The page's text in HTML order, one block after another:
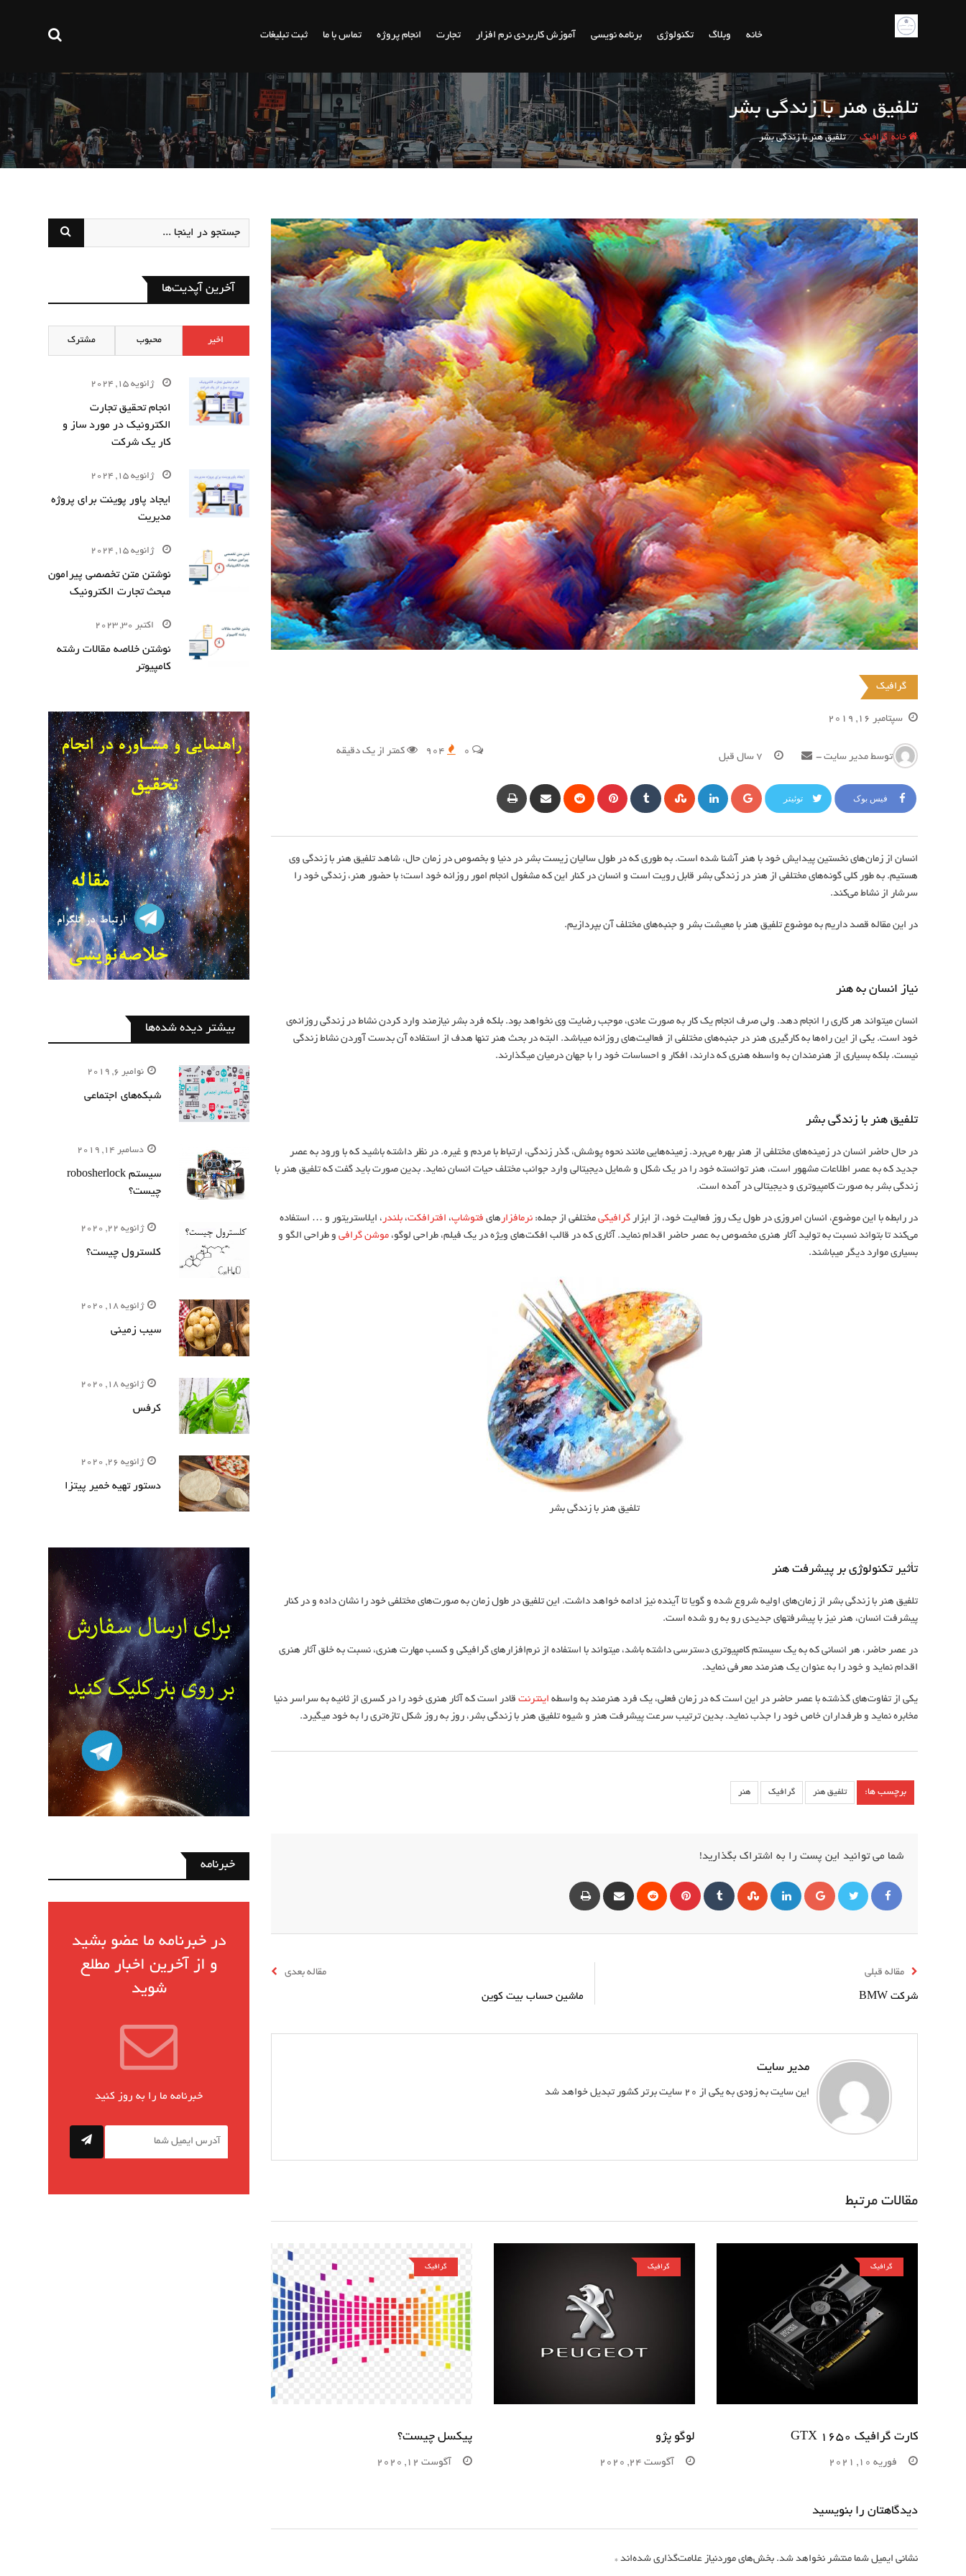
خانه وبلاگ تکنولوژی برنامه نویسی آموزش کاربردی نرم افزار تجارت انجام پروژه تماس با ما ثبت تبلیغات
تلفیق هنر با زندگی بشر
خانه / گرافیک /تلفیق هنر با زندگی بشر
گرافیک
سپتامبر 16, 2019
توسط مدیر سایت - 7 سال قبل
0 کمتر از یک دقیقه
فیس بوک توئیتر
گوگل
لینکداینStumbleUpon
TumblrپینترستReddit
Share
via
Print
انسان از زمان‌های نخستین پیدایش خود با هنر آشنا شده است. به طوری که در طول سالیان زیست بشر در دنیا و بخصوص در زمان حال، شاهد تلفیق هنر با زندگی وی
هستیم. به طور کلی گونه‌های مختلفی از هنر در زندگی بشر قابل رویت است و انسان در کنار این که مشغول انجام امور روزانه خود است؛ با حضور هنر، زندگی خود را
سرشار از نشاط می‌کند.
در این مقاله قصد داریم به موضوع تلفیق هنر با معیشت بشر و جنبه‌های مختلف آن بپردازیم.
نیاز انسان به هنر
انسان می‎تواند هر کاری را انجام دهد. ولی صرف انجام یک کار به صورت عادی، موجب رضایت وی نخواهد بود. بلکه فرد بشر نیازمند وارد کردن نشاط در زندگی روزانه‌ی
خود است. یکی از این راه‌ها به کارگیری هنر در جنبه‌های مختلفی از فعالیت‌های روزانه می‎باشد. البته در بحث هنر تنها هدف از استفاده آن بدست آوردن نشاط زندگی
نیست. بلکه بسیاری از هنرمندان به واسطه هنری که دارند، افکار و احساسات خود را با جهان درمیان می‎گذارند.
تلفیق هنر با زندگی بشر
در حال حاضر انسان در زمینه‌های مختلفی از هنر بهره می‌برد. زمینه‌هایی مانند نحوه پوشش، گذر زندگی، ارتباط با مردم و غیره. در نظر داشته باشید که با ورود به عصر
جدید که به عصر اطلاعات مشهور است، هنر توانسته خود را در یک شکل و شمایل دیجیتالی وارد جوانب مختلف حیات انسان نماید. بدین صورت باید گفت که تلفیق هنر با
زندگی بشر به صورت کامپیوتری و دیجیتالی در آمده است.
در رابطه با این موضوع، انسان امروزی در طول یک روز فعالیت خود، از ابزار گرافیکی مختلفی از جمله: نرم‎افزار های فتوشاپ، افترافکت، بلندر ، ایلاستریتور و … استفاده
می‌‎کند تا بتواند نسبت به تولید آثار هنری مخصوص به عصر حاضر اقدام نماید. آثاری که در قالب افکت‌های ویژه در یک فیلم، طراحی لوگو،
موشن گرافی و طراحی الگو و
بسیاری موارد دیگر می‎باشند.
تلفیق هنر با زندگی بشر
تأثیر تکنولوژی بر پیشرفت هنر
تلفیق هنر با زندگی بشر از زمان‌های اولیه شروع شده و گویا تا آینده نیز ادامه خواهد داشت. این تلفیق در طول زمان به صورت‌های مختلفی خود را نشان داده و در کنار
پیشرفت انسان، هنر نیز با پیشرفت‎های جدیدی رو به رو شده است.
در عصر حاضر، هر انسانی که به یک سیستم کامپیوتری دسترسی داشته باشد، می‎تواند با استفاده از نرم‌افزارهای گرافیکی و کسب مهارت هنری، نسبت به خلق آثار هنری
اقدام نماید و خود را به عنوان یک هنرمند معرفی نماید.
یکی از تفاوت‌های گذشته با عصر حاضر در این است که در زمان فعلی، یک فرد هنرمند به واسطه اینترنت قادر است که آثار هنری خود را در کسری از ثانیه به سراسر دنیا
مخابره نماید و طرفداران خاص خود را جذب نماید. بدین ترتیب سرعت پیشرفت هنر و شیوه تلفیق هنر با زندگی بشر، روز به روز شکل تازه‎‌تری را به خود می‎گیرد.
برچسب ها: تلفیق هنر گرافیک هنر
شما می توانید این پست را به اشتراک بگذارید!
گوگل
لینکداینStumbleUpon
TumblrپینترستReddit
Share
via
Print
مقاله قبلی
شرکت BMW
مقاله بعدی
ماشین حساب بیت کوین
مدیر سایت
این سایت به زودی به یکی از 20 سایت برتر کشور تبدیل خواهد شد
مقالات مرتبط
گرافیک
کارت گرافیک GTX 1650
فوریه 10, 2021
گرافیک
لوگو پژو
آگوست 24, 2020
گرافیک
پیکسل چیست؟
آگوست 12, 2020
دیدگاهتان را بنویسید
نشانی ایمیل شما منتشر نخواهد شد. بخش‌های موردنیاز علامت‌گذاری شده‌اند *
آخرین آپدیت‌ها
اخیر محبوب مشترک
ژانویه 15, 2024
انجام تحقیق تجارت
الکترونیک در مورد ساز و
کار یک شرکت
ژانویه 15, 2024
ایجاد پاور پوینت برای پروژه
مدیریت
ژانویه 15, 2024
نوشتن متن تخصصی پیرامون
مبحث تجارت الکترونیک
اکتبر 30, 2023
نوشتن خلاصه مقالات رشته
کامپیوتر
بیشتر دیده شده‌ها
نوامبر 6, 2019
شبکه‌های اجتماعی
دسامبر 14, 2019
سیستم robosherlock
چیست؟
ژانویه 22, 2020
کلسترول چیست؟
ژانویه 18, 2020
سیب زمینی
ژانویه 18, 2020
کرفس
ژانویه 26, 2020
دستور تهیه خمیر پیتزا
خبرنامه
در خبرنامه ما عضو بشید
و از آخرین اخبار مطلع
شوید
خبرنامه ما را به روز کنید